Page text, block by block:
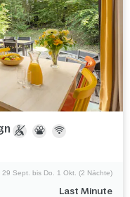
Last Minute
29 Sept. bis Do. 1 Okt. (2 Nächte)